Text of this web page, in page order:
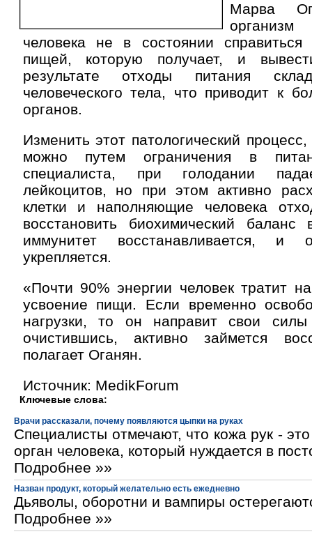
Марва
человека не в состоянии
пищей, которую получает, и
результате отходы питания
человеческого тела, что приводит к
органов.
Изменить этот патологический
можно путем ограничения в
специалиста, при голодании
лейкоцитов, но при этом активно
клетки и наполняющие человека
восстановить биохимический
иммунитет восстанавливается, и
укрепляется.
«Почти 90% энергии человек тратит
усвоение пищи. Если временно
нагрузки, то он направит свои
очистившись, активно займется
полагает Оганян.
Источник: MedikForum
Ключевые слова:
Врачи рассказали, почему появляются цыпки на руках
Специалисты отмечают, что кожа рук -
орган человека, который нуждается в
Подробнее »»
Назван продукт, который желательно есть ежедневно
Дьяволы, оборотни и вампиры
Подробнее »»